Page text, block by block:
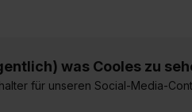
was Cooles zu
für unseren Social-Media-